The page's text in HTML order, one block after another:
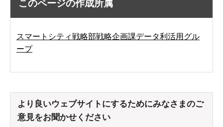
このページの作成所属
スマートシティ戦略部戦略企画課データ利活用グル
ープ
より良いウェブサイトにするためにみなさまのご
意見をお聞かせください